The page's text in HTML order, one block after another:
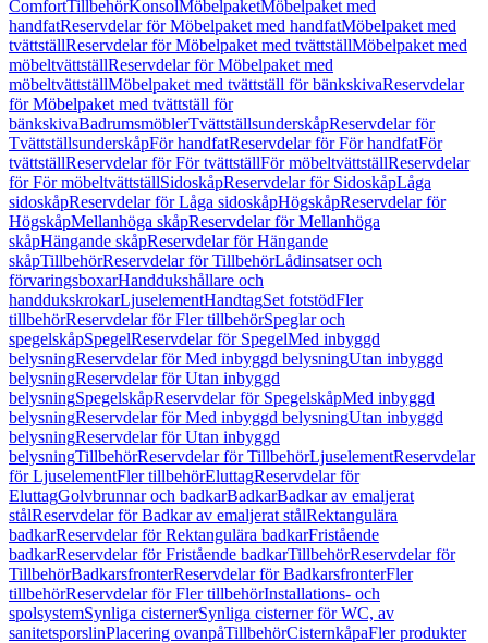
ComfortTillbehörKonsolMöbelpaketMöbelpaket med
handfatReservdelar för Möbelpaket med handfatMöbelpaket med
tvättställReservdelar för Möbelpaket med tvättställMöbelpaket med
möbeltvättställReservdelar för Möbelpaket med
möbeltvättställMöbelpaket med tvättställ för bänkskivaReservdelar
för Möbelpaket med tvättställ för
bänkskivaBadrumsmöblerTvättställsunderskåpReservdelar för
TvättställsunderskåpFör handfatReservdelar för För handfatFör
tvättställReservdelar för För tvättställFör möbeltvättställReservdelar
för För möbeltvättställSidoskåpReservdelar för SidoskåpLåga
sidoskåpReservdelar för Låga sidoskåpHögskåpReservdelar för
HögskåpMellanhöga skåpReservdelar för Mellanhöga
skåpHängande skåpReservdelar för Hängande
skåpTillbehörReservdelar för TillbehörLådinsatser och
förvaringsboxarHanddukshållare och
handdukskrokarLjuselementHandtagSet fotstödFler
tillbehörReservdelar för Fler tillbehörSpeglar och
spegelskåpSpegelReservdelar för SpegelMed inbyggd
belysningReservdelar för Med inbyggd belysningUtan inbyggd
belysningReservdelar för Utan inbyggd
belysningSpegelskåpReservdelar för SpegelskåpMed inbyggd
belysningReservdelar för Med inbyggd belysningUtan inbyggd
belysningReservdelar för Utan inbyggd
belysningTillbehörReservdelar för TillbehörLjuselementReservdelar
för LjuselementFler tillbehörEluttagReservdelar för
EluttagGolvbrunnar och badkarBadkarBadkar av emaljerat
stålReservdelar för Badkar av emaljerat stålRektangulära
badkarReservdelar för Rektangulära badkarFristående
badkarReservdelar för Fristående badkarTillbehörReservdelar för
TillbehörBadkarsfronterReservdelar för BadkarsfronterFler
tillbehörReservdelar för Fler tillbehörInstallations- och
spolsystemSynliga cisternerSynliga cisterner för WC, av
sanitetsporslinPlacering ovanpåTillbehörCisternkåpaFler produkter